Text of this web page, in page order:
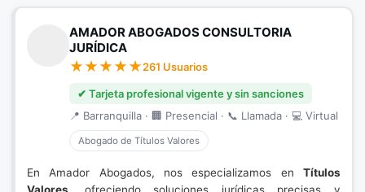
AMADOR ABOGADOS CONSULTORIA
JURÍDICA
261 Usuarios
✔ Tarjeta profesional vigente y sin sanciones
📍 Barranquilla · 🏢 Presencial · 📞 Llamada · 💻 Virtual
Abogado de Títulos Valores
En Amador Abogados, nos especializamos en Títulos